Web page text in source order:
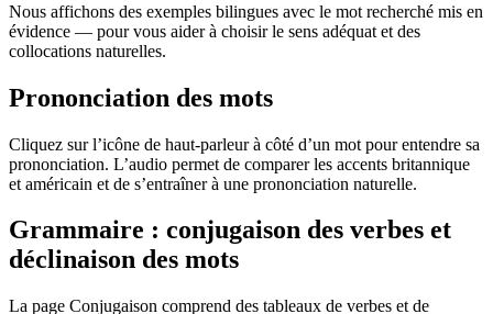
Nous affichons des exemples bilingues avec le mot recherché mis en
évidence — pour vous aider à choisir le sens adéquat et des
collocations naturelles.
Prononciation des mots
Cliquez sur l’icône de haut-parleur à côté d’un mot pour entendre sa
prononciation. L’audio permet de comparer les accents britannique
et américain et de s’entraîner à une prononciation naturelle.
Grammaire : conjugaison des verbes et
déclinaison des mots
La page Conjugaison comprend des tableaux de verbes et de